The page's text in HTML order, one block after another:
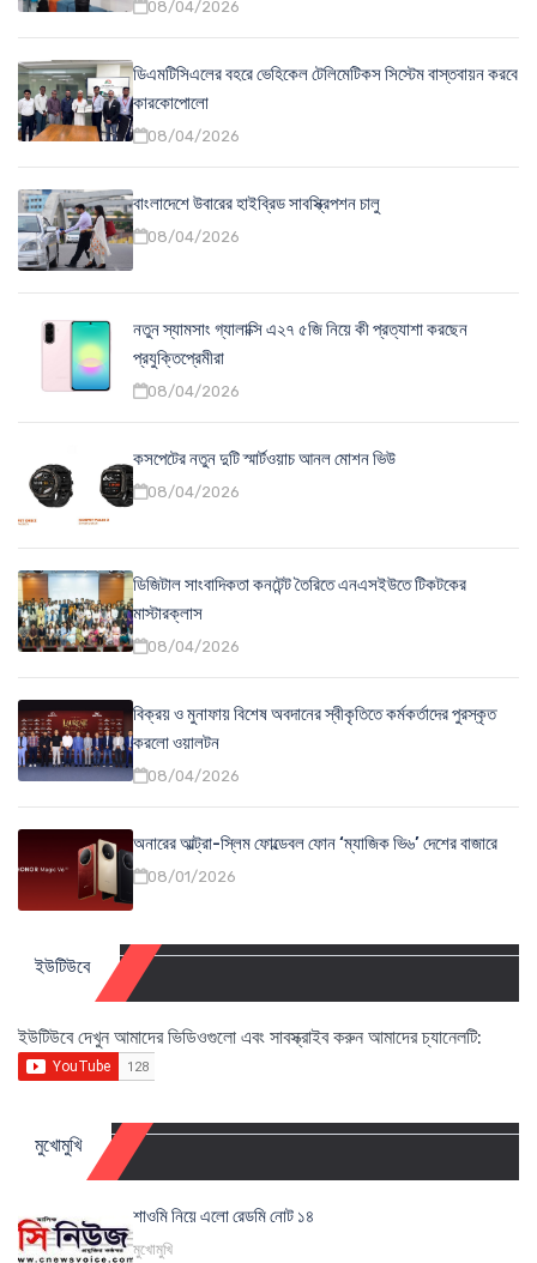
08/04/2026
ডিএমটিসিএলের বহরে ভেহিকেল টেলিমেটিকস সিস্টেম বাস্তবায়ন করবে
কারকোপোলো
08/04/2026
বাংলাদেশে উবারের হাইব্রিড সাবস্ক্রিপশন চালু
08/04/2026
নতুন স্যামসাং গ্যালাক্সি এ২৭ ৫জি নিয়ে কী প্রত্যাশা করছেন
প্রযুক্তিপ্রেমীরা
08/04/2026
কসপেটের নতুন দুটি স্মার্টওয়াচ আনল মোশন ভিউ
08/04/2026
ডিজিটাল সাংবাদিকতা কনটেন্ট তৈরিতে এনএসইউতে টিকটকের
মাস্টারক্লাস
08/04/2026
বিক্রয় ও মুনাফায় বিশেষ অবদানের স্বীকৃতিতে কর্মকর্তাদের পুরস্কৃত
করলো ওয়ালটন
08/04/2026
অনারের আল্ট্রা-স্লিম ফোল্ডেবল ফোন ‘ম্যাজিক ভি৬’ দেশের বাজারে
08/01/2026
ইউটিউবে
ইউটিউবে দেখুন আমাদের ভিডিওগুলো এবং সাবস্ক্রাইব করুন আমাদের চ্যানেলটি:
মুখোমুখি
শাওমি নিয়ে এলো রেডমি নোট ১৪
মুখোমুখি